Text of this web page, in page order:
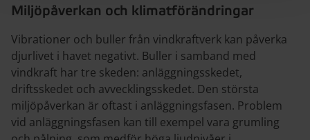
Miljöpåverkan och klimatförändringar
Vibrationer och buller från vindkraftverk kan påverka
djurlivet i havet negativt. Buller i samband med
vindkraft har tre skeden: anläggningsskedet,
driftsskedet och avvecklingsskedet. Den största
miljöpåverkan är oftast i anläggningsfasen. Problem
vid anläggningsfasen kan till exempel vara grumling